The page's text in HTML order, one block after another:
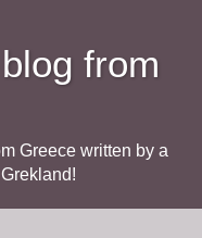
from
Greece written by a